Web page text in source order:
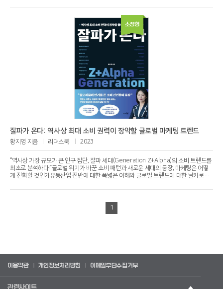
하는 한 소년의 고군분투이자, 자존감을 지키기 위해 몸부림치는 청소년의 성장통 같은
작품이다. 2주 동안의 심사 과정을 거친 청소년 심사위원단은 “존재감을 확인하게 해 주
는 따뜻한 책”, “희미해져 버린 사람들에게 반짝임을 선사하는 작품”이라고 평하며 『비스
킷』에 압도적인 지지를 보냈다. 소외되지 않고 싶은 마음을 넘어, 주변의 소외된 존재를
다시 한번 생각해 보게 하는 이 작품은 판타지 영어덜트의 새로운 신호탄이 될 것이다.
소장형
잘파가 온다: 역사상 최대 소비 권력이 장악할 글로벌 마케팅 트렌드
황지영 지음 리더스북: 2023
“역사상 가장 규모가 큰 인구 집단, 잘파 세대(Generation Z+Alpha)의 소비 트렌드를
최초로 분석하다!”글로벌 위기가 바꾼 소비 패턴과 새로운 세대의 등장, 마케팅은 어떻
게 진화할 것인가유통산업 전반에 대한 폭넓은 이해와 글로벌 트렌드에 대한 날카로운
마케팅 전공 황지영 교수가 신간 『잘파가 온다』로 독자를 찾았다. 글로벌 위기로 불확실
짚어내며 돌파구를 찾는 기업을 위한 마케팅 진화 전략을 전한다.잘파 세대란 1990년
대 중반~2000년대 후반에 출생한 Z 세대와 2010년 이후 출생한 알파(α) 세대를 통칭
함보다는가벼움, #소비로자존감을높이다 등 잘파 세대가 열광하는 트렌드 9가지를 소
1
이용약관 개인정보처리방침 이메일무단수집거부
관련사이트